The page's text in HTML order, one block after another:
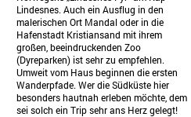
Lindesnes. Auch ein Ausflug in den
malerischen Ort Mandal oder in die
Hafenstadt Kristiansand mit ihrem
großen, beeindruckenden Zoo
(Dyreparken) ist sehr zu empfehlen.
Umweit vom Haus beginnen die ersten
Wanderpfade. Wer die Südküste hier
besonders hautnah erleben möchte, dem
sei solch ein Trip sehr ans Herz gelegt!